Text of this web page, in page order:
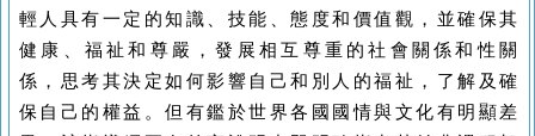
輕人具有一定的知識、技能、態度和價值觀，並確保其
健康、福祉和尊嚴，發展相互尊重的社會關係和性關
係，思考其決定如何影響自己和別人的福祉，了解及確
保自己的權益。但有鑑於世界各國國情與文化有明顯差